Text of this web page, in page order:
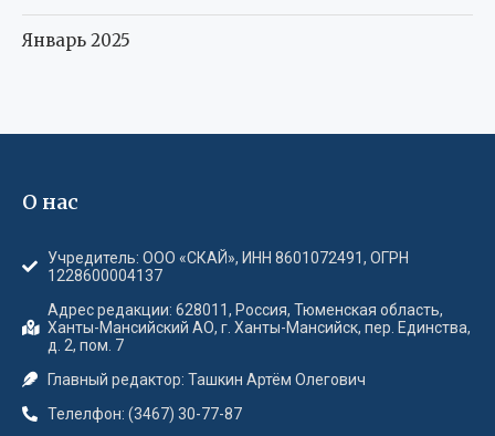
Январь 2025
О нас
Учредитель: ООО «СКАЙ», ИНН 8601072491, ОГРН
1228600004137
Адрес редакции: 628011, Россия, Тюменская область,
Ханты-Мансийский АО, г. Ханты-Мансийск, пер. Единства,
д. 2, пом. 7
Главный редактор: Ташкин Артём Олегович
Телелфон: (3467) 30-77-87